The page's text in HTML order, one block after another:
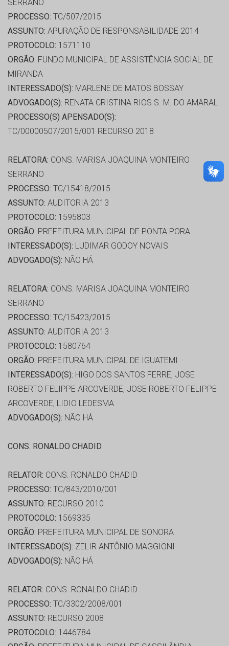
SERRANO
PROCESSO: TC/507/2015
ASSUNTO: APURAÇÃO DE RESPONSABILIDADE 2014
PROTOCOLO: 1571110
ORGÃO: FUNDO MUNICIPAL DE ASSISTÊNCIA SOCIAL DE
MIRANDA
INTERESSADO(S): MARLENE DE MATOS BOSSAY
ADVOGADO(S): RENATA CRISTINA RIOS S. M. DO AMARAL
PROCESSO(S) APENSADO(S):
TC/00000507/2015/001 RECURSO 2018
RELATORA: CONS. MARISA JOAQUINA MONTEIRO
SERRANO
PROCESSO: TC/15418/2015
ASSUNTO: AUDITORIA 2013
PROTOCOLO: 1595803
ORGÃO: PREFEITURA MUNICIPAL DE PONTA PORA
INTERESSADO(S): LUDIMAR GODOY NOVAIS
ADVOGADO(S): NÃO HÁ
RELATORA: CONS. MARISA JOAQUINA MONTEIRO
SERRANO
PROCESSO: TC/15423/2015
ASSUNTO: AUDITORIA 2013
PROTOCOLO: 1580764
ORGÃO: PREFEITURA MUNICIPAL DE IGUATEMI
INTERESSADO(S): HIGO DOS SANTOS FERRE, JOSE
ROBERTO FELIPPE ARCOVERDE, JOSE ROBERTO FELIPPE
ARCOVERDE, LIDIO LEDESMA
ADVOGADO(S): NÃO HÁ
CONS. RONALDO CHADID
RELATOR: CONS. RONALDO CHADID
PROCESSO: TC/843/2010/001
ASSUNTO: RECURSO 2010
PROTOCOLO: 1569335
ORGÃO: PREFEITURA MUNICIPAL DE SONORA
INTERESSADO(S): ZELIR ANTÔNIO MAGGIONI
ADVOGADO(S): NÃO HÁ
RELATOR: CONS. RONALDO CHADID
PROCESSO: TC/3302/2008/001
ASSUNTO: RECURSO 2008
PROTOCOLO: 1446784